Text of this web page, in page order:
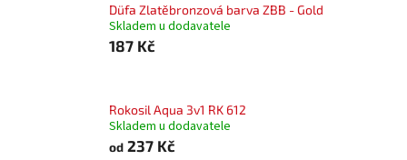
Düfa Zlatěbronzová barva ZBB - Gold
Skladem u dodavatele
187 Kč
Rokosil Aqua 3v1 RK 612
Skladem u dodavatele
od 237 Kč